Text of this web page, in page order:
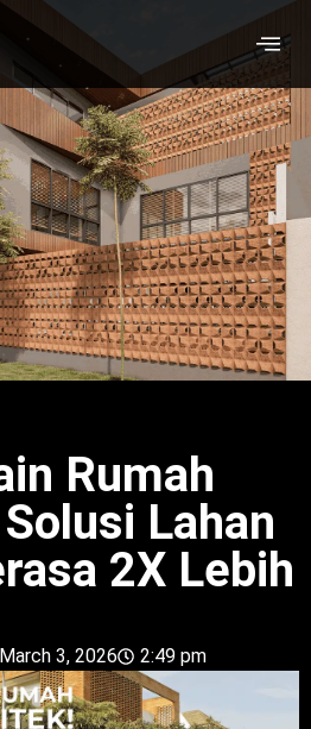
Rumah
Lahan
2X Lebih
March 3, 2026 2:49 pm